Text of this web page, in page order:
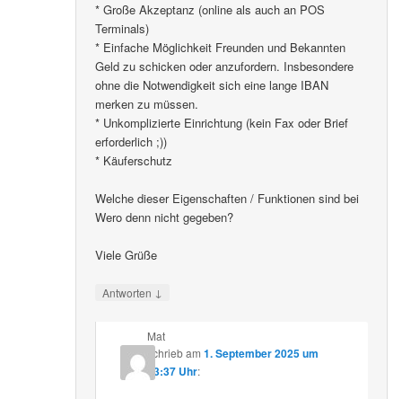
* Große Akzeptanz (online als auch an POS
Terminals)
* Einfache Möglichkeit Freunden und Bekannten
Geld zu schicken oder anzufordern. Insbesondere
ohne die Notwendigkeit sich eine lange IBAN
merken zu müssen.
* Unkomplizierte Einrichtung (kein Fax oder Brief
erforderlich ;))
* Käuferschutz
Welche dieser Eigenschaften / Funktionen sind bei
Wero denn nicht gegeben?
Viele Grüße
Antworten ↓
Mat
schriebam 1. September 2025 um
23:37 Uhr: